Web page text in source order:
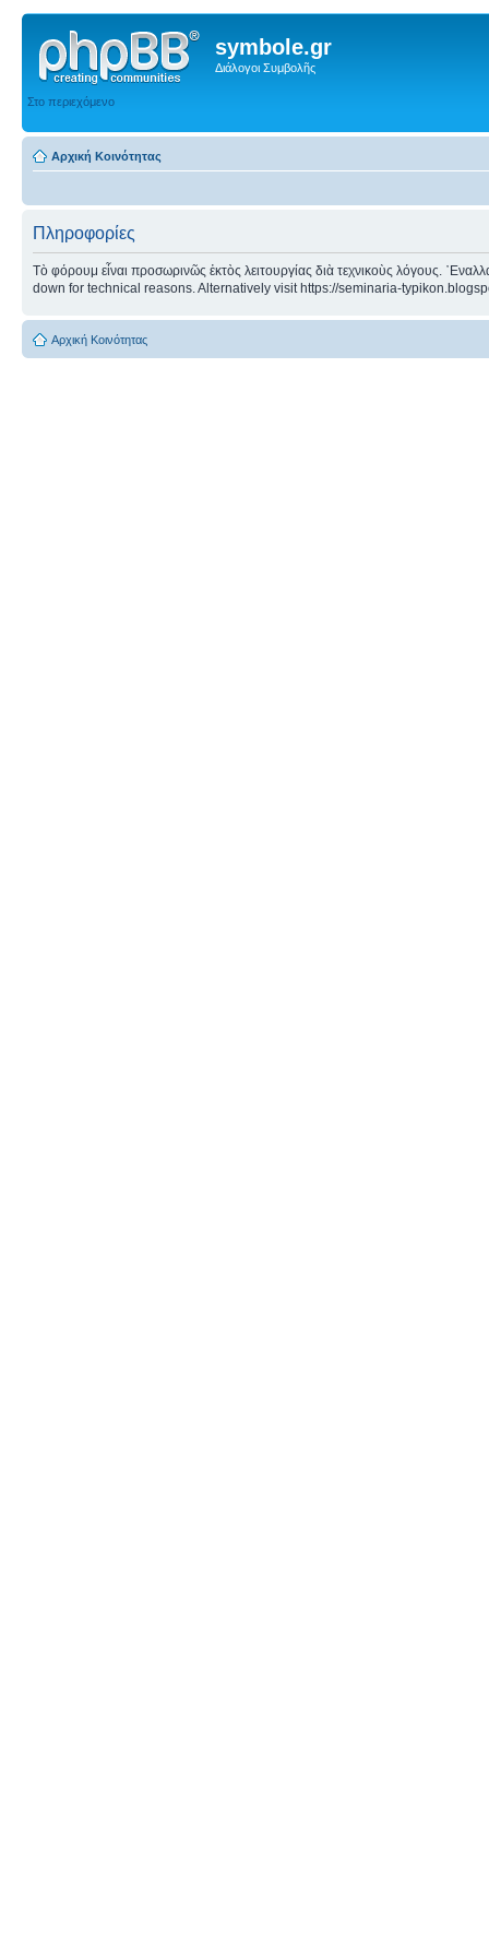
symbole.gr
Διάλογοι Συμβολῆς
Στο περιεχόμενο
Αρχική Κοινότητας
Πληροφορίες
Τὸ φόρουμ εἶναι προσωρινῶς ἐκτὸς λειτουργίας διὰ τεχνικοὺς λόγους.
down for technical reasons. Alternatively visit https://seminaria-
Αρχική Κοινότητας